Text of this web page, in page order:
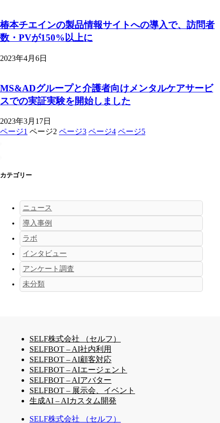
椿本チエインの製品情報サイトへの導入で、訪問者
数・PVが150%以上に
2023年4月6日
MS&ADグループと介護者向けメンタルケアサービ
スでの実証実験を開始しました
2023年3月17日
ページ1 ページ2 ページ3 ページ4 ページ5
カテゴリー
ニュース
導入事例
ラボ
インタビュー
アンケート調査
未分類
SELF株式会社 （セルフ）
SELFBOT – AI社内利用
SELFBOT – AI顧客対応
SELFBOT – AIエージェント
SELFBOT – AIアバター
SELFBOT – 展示会、イベント
生成AI – AIカスタム開発
SELF株式会社 （セルフ）